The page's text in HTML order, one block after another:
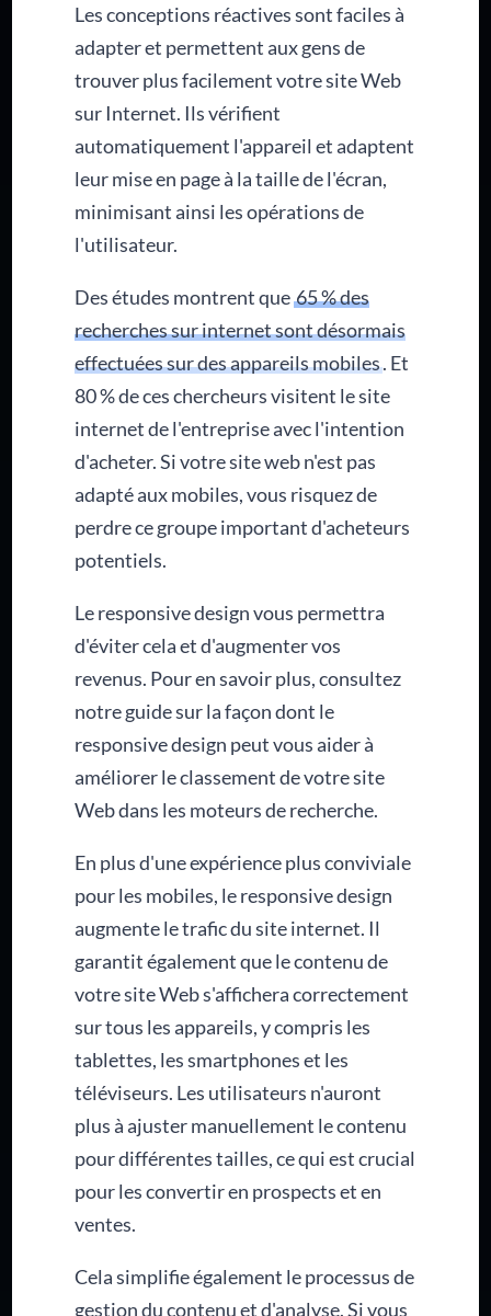
Les conceptions réactives sont faciles à
adapter et permettent aux gens de
trouver plus facilement votre site Web
sur Internet. Ils vérifient
automatiquement l'appareil et adaptent
leur mise en page à la taille de l'écran,
minimisant ainsi les opérations de
l'utilisateur.
Des études montrent que65 % des
recherches sur internet sont désormais
effectuées sur des appareils mobiles. Et
80 % de ces chercheurs visitent le site
internet de l'entreprise avec l'intention
d'acheter. Si votre site web n'est pas
adapté aux mobiles, vous risquez de
perdre ce groupe important d'acheteurs
potentiels.
Le responsive design vous permettra
d'éviter cela et d'augmenter vos
revenus. Pour en savoir plus, consultez
notre guide sur la façon dont le
responsive design peut vous aider à
améliorer le classement de votre site
Web dans les moteurs de recherche.
En plus d'une expérience plus conviviale
pour les mobiles, le responsive design
augmente le trafic du site internet. Il
garantit également que le contenu de
votre site Web s'affichera correctement
sur tous les appareils, y compris les
tablettes, les smartphones et les
téléviseurs. Les utilisateurs n'auront
plus à ajuster manuellement le contenu
pour différentes tailles, ce qui est crucial
pour les convertir en prospects et en
ventes.
Cela simplifie également le processus de
gestion du contenu et d'analyse. Si vous